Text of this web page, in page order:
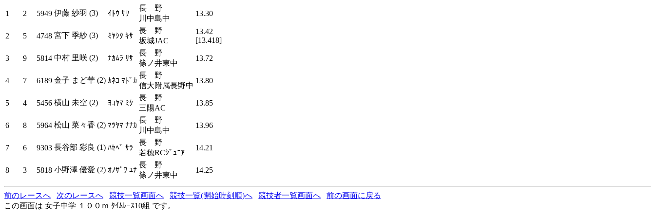
1 2 5949 伊藤 紗羽 (3) ｲﾄｳ ｻﾜ
長 野
川中島中
13.30
2 5 4748 宮下 季紗 (3) ﾐﾔｼﾀ ｷｻ
長 野
坂城JAC
13.42
[13.418]
3 9 5814 中村 里咲 (2) ﾅｶﾑﾗ ﾘｻ
長 野
篠ノ井東中
13.72
4 7 6189 金子 まど華 (2) ｶﾈｺ ﾏﾄﾞｶ
長 野
信大附属長野中
13.80
5 4 5456 横山 未空 (2) ﾖｺﾔﾏ ﾐｸ
長 野
三陽AC
13.85
6 8 5964 松山 菜々香 (2) ﾏﾂﾔﾏ ﾅﾅｶ
長 野
川中島中
13.96
7 6 9303 長谷部 彩良 (1) ﾊｾﾍﾞ ｻﾗ
長 野
若穂RCｼﾞｭﾆｱ
14.21
8 3 5818 小野澤 優愛 (2) ｵﾉｻﾞﾜ ﾕﾅ
長 野
篠ノ井東中
14.25
前のレースへ 次のレースへ 競技一覧画面へ 競技一覧(開始時刻順)へ 競技者一覧画面へ
前の画面に戻る
この画面は 女子中学 １００ｍ ﾀｲﾑﾚｰｽ10組 です。